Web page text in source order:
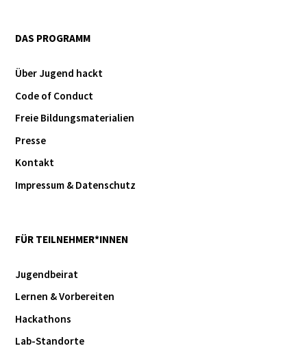
DAS PROGRAMM
Über Jugend hackt
Code of Conduct
Freie Bildungsmaterialien
Presse
Kontakt
Impressum & Datenschutz
FÜR TEILNEHMER*INNEN
Jugendbeirat
Lernen & Vorbereiten
Hackathons
Lab-Standorte